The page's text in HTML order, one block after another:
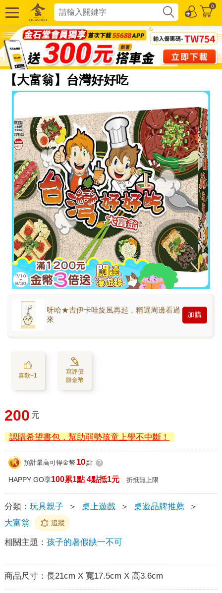
0
【大富翁】台灣好好吃
呀哈★吉伊卡哇旋風再起，精選周邊看過
來
加購
喜歡+1
寫評價
賺金幣
200 元
認購希望書包，幫助弱勢孩童上學不中斷！
預計最高可得金幣 10點 ?
HAPPY GO享100累1點 4點抵1元 折抵無上限
分類： 玩具親子 ＞ 桌上遊戲 ＞ 桌遊品牌推薦
＞
大富翁
追蹤
相關主題： 孩子的暑假缺一不可
商品尺寸： 長21cm X 寬17.5cm X 高3.6cm